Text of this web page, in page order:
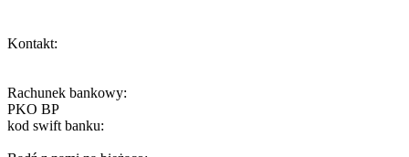
Kontakt:
Rachunek bankowy:
PKO BP
kod swift banku: